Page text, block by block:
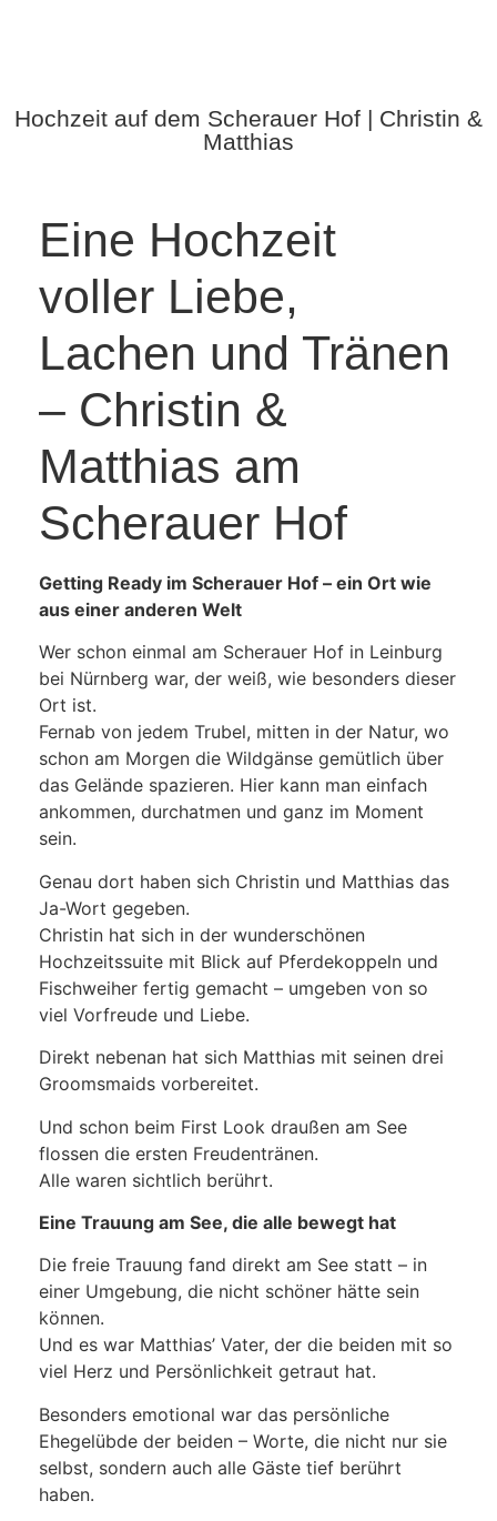
Hochzeit auf dem Scherauer Hof | Christin &
Matthias
Eine Hochzeit
voller Liebe,
Lachen und Tränen
– Christin &
Matthias am
Scherauer Hof
Getting Ready im Scherauer Hof – ein Ort wie
aus einer anderen Welt
Wer schon einmal am Scherauer Hof in Leinburg
bei Nürnberg war, der weiß, wie besonders dieser
Ort ist.
Fernab von jedem Trubel, mitten in der Natur, wo
schon am Morgen die Wildgänse gemütlich über
das Gelände spazieren. Hier kann man einfach
ankommen, durchatmen und ganz im Moment
sein.
Genau dort haben sich Christin und Matthias das
Ja-Wort gegeben.
Christin hat sich in der wunderschönen
Hochzeitssuite mit Blick auf Pferdekoppeln und
Fischweiher fertig gemacht – umgeben von so
viel Vorfreude und Liebe.
Direkt nebenan hat sich Matthias mit seinen drei
Groomsmaids vorbereitet.
Und schon beim First Look draußen am See
flossen die ersten Freudentränen.
Alle waren sichtlich berührt.
Eine Trauung am See, die alle bewegt hat
Die freie Trauung fand direkt am See statt – in
einer Umgebung, die nicht schöner hätte sein
können.
Und es war Matthias’ Vater, der die beiden mit so
viel Herz und Persönlichkeit getraut hat.
Besonders emotional war das persönliche
Ehegelübde der beiden – Worte, die nicht nur sie
selbst, sondern auch alle Gäste tief berührt
haben.